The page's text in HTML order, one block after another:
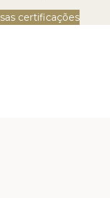
certificações